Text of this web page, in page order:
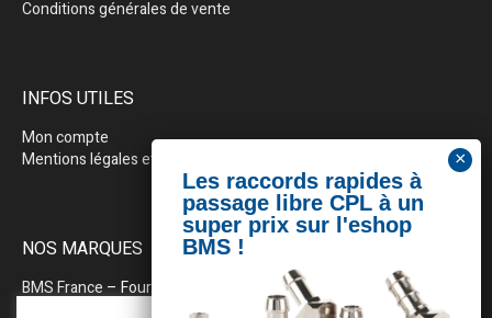
Conditions générales de vente
INFOS UTILES
Mon compte
Mentions légales et politique de confidentialité
NOS MARQUES
BMS France – Fournitures industrielles pour la plasturgie